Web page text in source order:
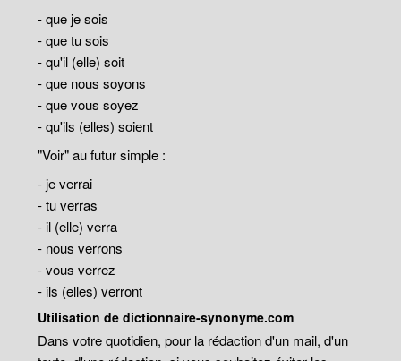
- que je sois
- que tu sois
- qu'il (elle) soit
- que nous soyons
- que vous soyez
- qu'ils (elles) soient
"Voir" au futur simple :
- je verrai
- tu verras
- il (elle) verra
- nous verrons
- vous verrez
- ils (elles) verront
Utilisation de dictionnaire-synonyme.com
Dans votre quotidien, pour la rédaction d'un mail, d'un